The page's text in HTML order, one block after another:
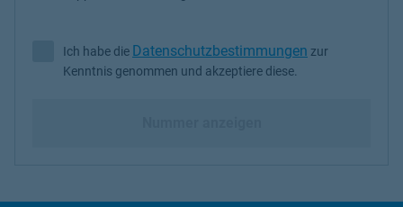
Ich habe die Datenschutzbestimmungen zur Kenntnis
Ich habe die Datenschutzbestimmungen zur
Kenntnis genommen und akzeptiere diese.